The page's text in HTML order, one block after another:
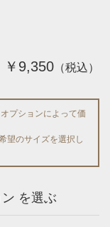
￥9,350 （税込）
プションによって価
望のサイズを選択し
を選ぶ